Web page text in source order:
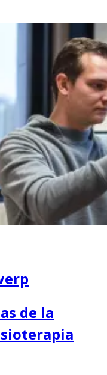
de la